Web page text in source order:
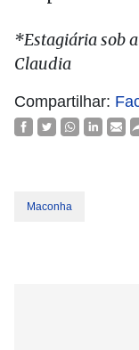
*Estagiária sob
Claudia
Compartilhar:
Maconha